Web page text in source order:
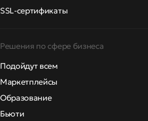
SSL-сертификаты
Решения по сфере бизнеса
Подойдут всем
Маркетплейсы
Образование
Бьюти